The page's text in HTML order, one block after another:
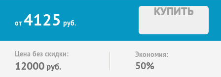
от 4125 руб.
КУПИТЬ
Цена без скидки:
12000 руб.
Экономия:
50%